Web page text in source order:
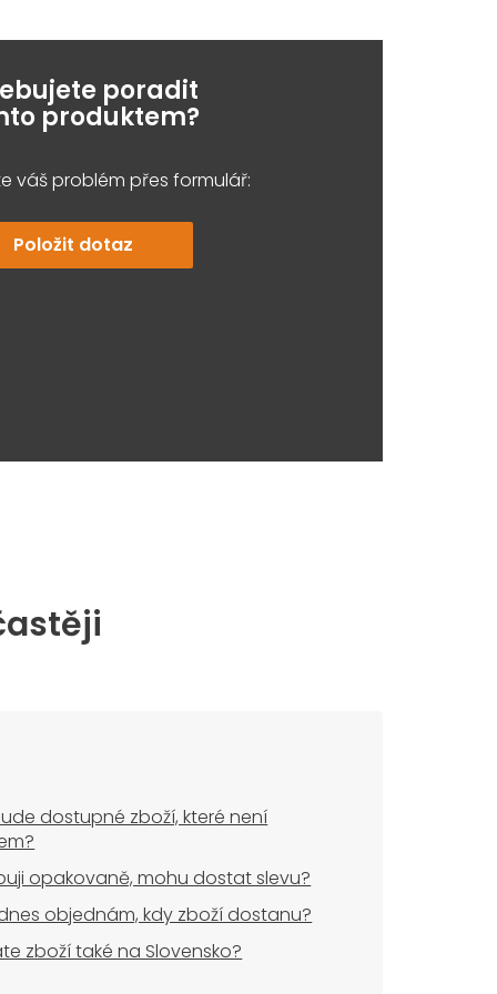
poradit
produktem?
váš problém přes formulář:
Položit dotaz
dostupné zboží, které není
opakovaně, mohu dostat slevu?
objednám, kdy zboží dostanu?
zboží také na Slovensko?